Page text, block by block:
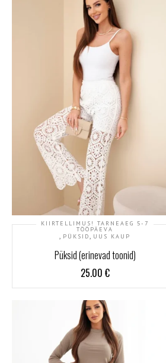
KIIRTELLIMUS! TARNEAEG 5-7
TÖÖPÄEVA
, PÜKSID, UUS KAUP
Püksid (erinevad toonid)
25.00 €